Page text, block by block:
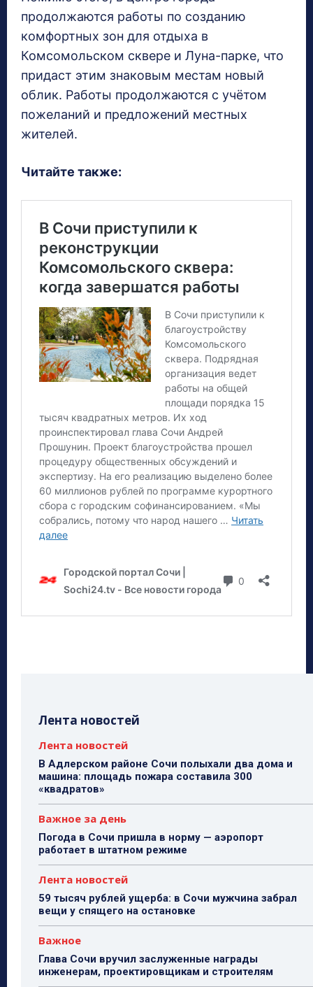
продолжаются работы по созданию
комфортных зон для отдыха в
Комсомольском сквере и Луна-парке, что
придаст этим знаковым местам новый
облик. Работы продолжаются с учётом
пожеланий и предложений местных
жителей.
Читайте также:
Лента новостей
Лента новостей
В Адлерском районе Сочи полыхали два дома и
машина: площадь пожара составила 300
«квадратов»
Важное за день
Погода в Сочи пришла в норму — аэропорт
работает в штатном режиме
Лента новостей
59 тысяч рублей ущерба: в Сочи мужчина забрал
вещи у спящего на остановке
Важное
Глава Сочи вручил заслуженные награды
инженерам, проектировщикам и строителям